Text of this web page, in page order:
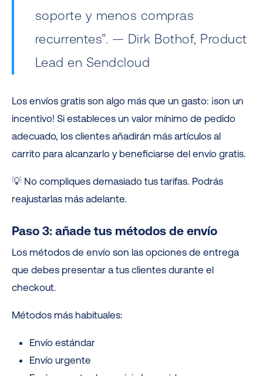
soporte y menos compras
recurrentes”. — Dirk Bothof, Product
Lead en Sendcloud
Los envíos gratis son algo más que un gasto: ¡son un
incentivo! Si estableces un valor mínimo de pedido
adecuado, los clientes añadirán más artículos al
carrito para alcanzarlo y beneficiarse del envío gratis.
💡 No compliques demasiado tus tarifas. Podrás
reajustarlas más adelante.
Paso 3: añade tus métodos de envío
Los métodos de envío son las opciones de entrega
que debes presentar a tus clientes durante el
checkout.
Métodos más habituales:
Envío estándar
Envío urgente